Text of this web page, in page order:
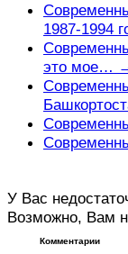
1987-1994
это мое…
У Вас
Возможно, Вам
Комментарии